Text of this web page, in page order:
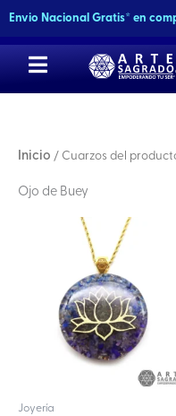
contenido
Envio Nacional Gratis* en
Inicio / Cuarzos del
Ojo de Buey
Joyería
Este
múltiples
variantes.
Las
opciones